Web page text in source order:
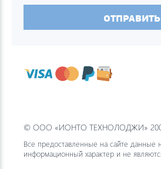
ОТПРАВИТЬ
© ООО «ИОНТО ТЕХНОЛОДЖИ»
Все предоставленные на сайте данные
информационный характер и не